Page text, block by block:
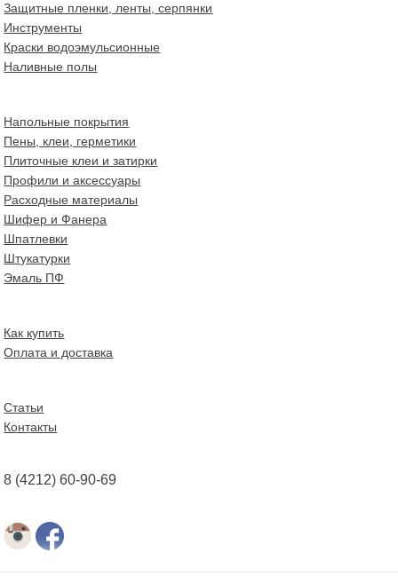
Защитные пленки, ленты, серпянки
Инструменты
Краски водоэмульсионные
Наливные полы
Напольные покрытия
Пены, клеи, герметики
Плиточные клеи и затирки
Профили и аксессуары
Расходные материалы
Шифер и Фанера
Шпатлевки
Штукатурки
Эмаль ПФ
Как купить
Оплата и доставка
Статьи
Контакты
8 (4212) 60-90-69